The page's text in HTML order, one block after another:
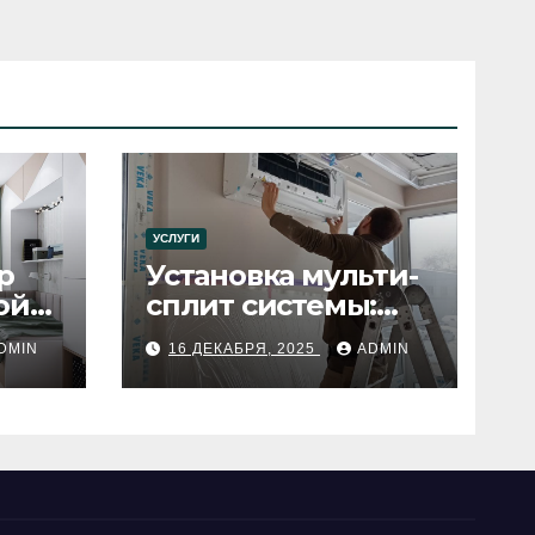
УСЛУГИ
Установка мульти-
сплит системы:
пошаговое
руководство
16 ДЕКАБРЯ, 2025 ADMIN